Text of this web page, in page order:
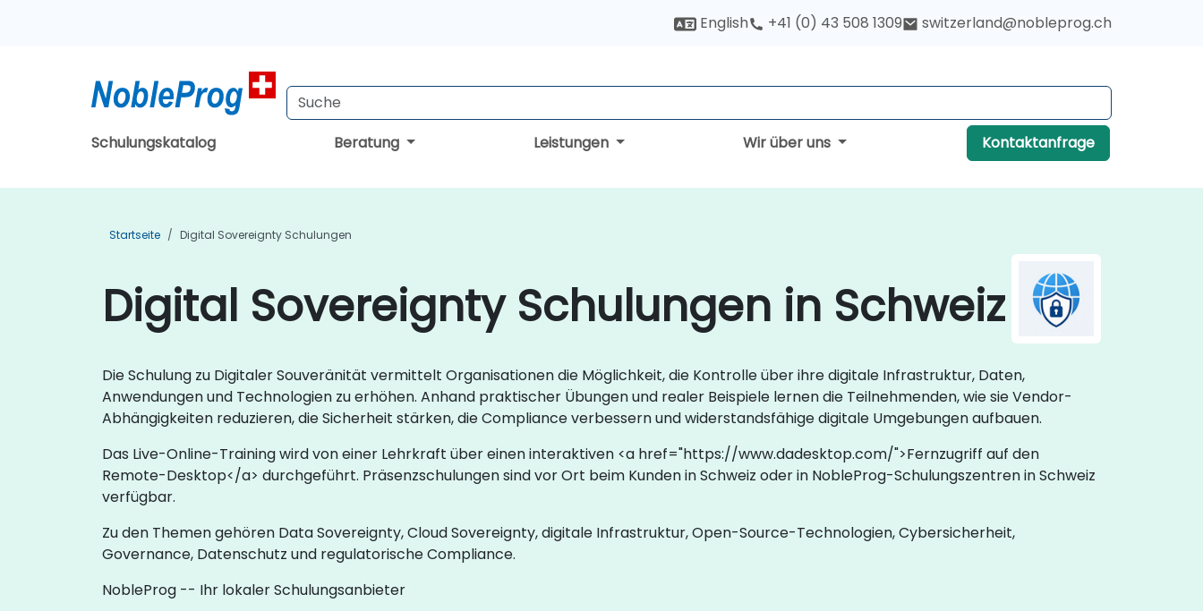
English +41 (0) 43 508 1309 switzerland@nobleprog.ch
Schulungskatalog Beratung Leistungen Wir über uns Kontaktanfrage
Startseite Digital Sovereignty Schulungen
Digital Sovereignty Schulungen in Schweiz
Die Schulung zu Digitaler Souveränität vermittelt Organisationen die Möglichkeit, die Kontrolle über ihre digitale Infrastruktur, Daten,
Anwendungen und Technologien zu erhöhen. Anhand praktischer Übungen und realer Beispiele lernen die Teilnehmenden, wie sie Vendor-
Abhängigkeiten reduzieren, die Sicherheit stärken, die Compliance verbessern und widerstandsfähige digitale Umgebungen aufbauen.
Das Live-Online-Training wird von einer Lehrkraft über einen interaktiven <a href="https://www.dadesktop.com/">Fernzugriff auf den
Remote-Desktop</a> durchgeführt. Präsenzschulungen sind vor Ort beim Kunden in Schweiz oder in NobleProg-Schulungszentren in Schweiz
verfügbar.
Zu den Themen gehören Data Sovereignty, Cloud Sovereignty, digitale Infrastruktur, Open-Source-Technologien, Cybersicherheit,
Governance, Datenschutz und regulatorische Compliance.
NobleProg -- Ihr lokaler Schulungsanbieter